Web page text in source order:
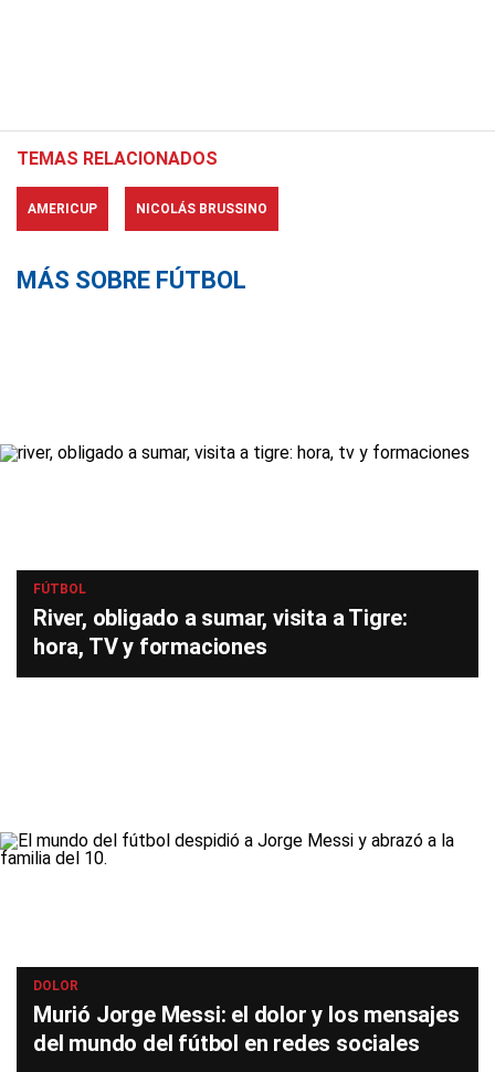
TEMAS RELACIONADOS
AMERICUP NICOLÁS BRUSSINO
MÁS SOBRE FÚTBOL
FÚTBOL
River, obligado a sumar, visita a Tigre:
hora, TV y formaciones
DOLOR
Murió Jorge Messi: el dolor y los mensajes
del mundo del fútbol en redes sociales